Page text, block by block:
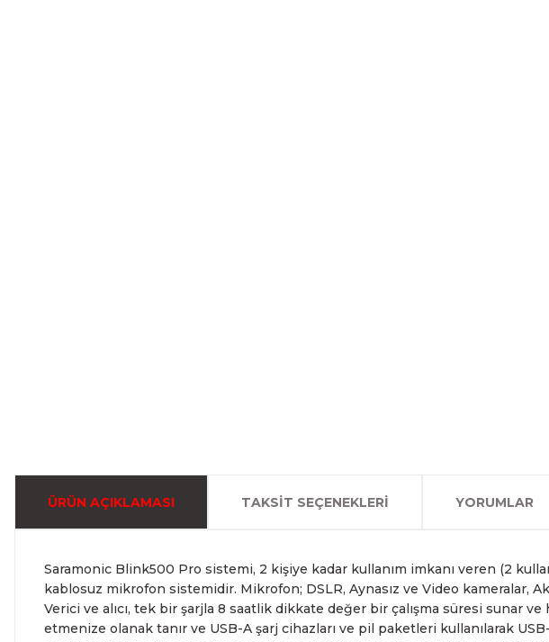
ÜRÜN AÇIKLAMASI TAKSIT SEÇENEKLERI YORUMLAR
Saramonic Blink500 Pro sistemi, 2 kişiye kadar kullanım imkanı veren (2
kablosuz mikrofon sistemidir. Mikrofon; DSLR, Aynasız ve Video kameralar,
Verici ve alıcı, tek bir şarjla 8 saatlik dikkate değer bir çalışma süresi sunar
etmenize olanak tanır ve USB-A şarj cihazları ve pil paketleri kullanılarak